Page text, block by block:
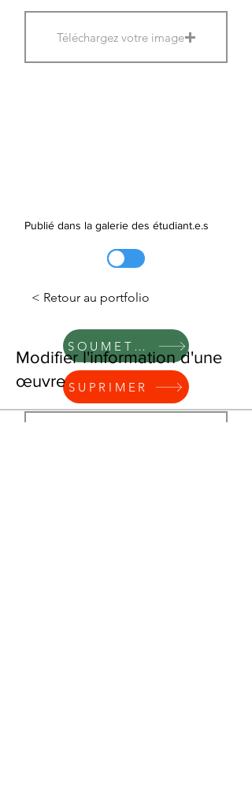
Téléchargez votre image
Publié dans la galerie des étudiant.e.s
SOUMETTRE
SUPRIMER
< Retour au portfolio
Modifier l'information d'une
œuvre